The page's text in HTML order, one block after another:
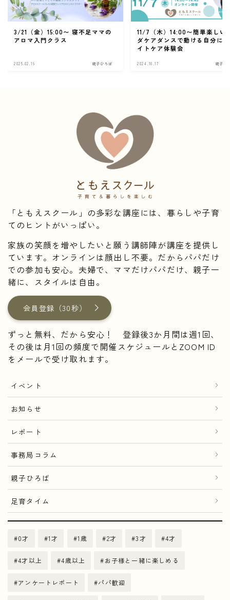
3/21（金）15:00〜 寝不足ママの
アロマ入門クラス
2025.02.19 親子ひろば
11/7（木）14:00〜簡単楽しい
ダケアダンスで動ける自分に
イトケア体験会
2024.10.17 親子ひ
「ともえスクール」の多彩な講座には、暮らしや子育
てのヒントがいっぱい。
家族の笑顔を増やしたいと願う講師陣が講座を提供し
ています。オンラインは顔出し不要。だからパパだけ
での参加も安心。夫婦で、ママだけパパだけ、親子一
緒に、スタイルは自由。
会員登録（30秒）
ずっと無料、だから安心！ 登録後3か月間は週1回、
その後は月1回の頻度で開催スケジュールとZOOM ID
をメールで受け取れます。
イベント
お知らせ
レポート
事務局コラム
親子ひろば
足育タイム
0才 1才 1歳 2才 3才 4才
4才以上 4歳以上 お子様と一緒に楽しめる
アンケートレポート パパ歓迎